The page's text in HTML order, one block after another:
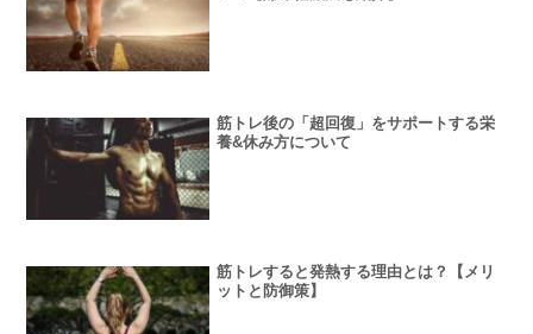
筋トレ後の「超回復」をサポートする栄
養&休み方について
筋トレすると発熱する理由とは？【メリ
ットと防御策】